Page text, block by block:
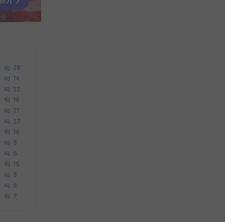
28
14
22
16
21
27
16
5
5
15
5
5
7